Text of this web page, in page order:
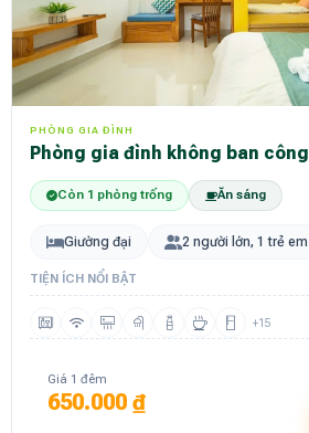
PHÒNG GIA ĐÌNH
Phòng gia đình không ban công
Còn 1 phòng trống Ăn sáng
Giường đại 2 người lớn, 1 trẻ em
TIỆN ÍCH NỔI BẬT
+15
Giá 1 đêm
650.000 ₫